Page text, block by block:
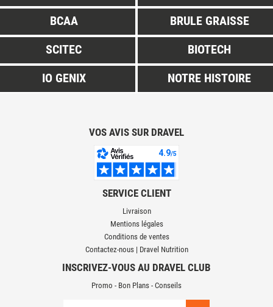
BCAA
BRULE GRAISSE
SCITEC
BIOTECH
IO GENIX
NOTRE HISTOIRE
VOS AVIS SUR DRAVEL
SERVICE CLIENT
Livraison
Mentions légales
Conditions de ventes
Contactez-nous | Dravel Nutrition
INSCRIVEZ-VOUS AU DRAVEL CLUB
Promo - Bon Plans - Conseils